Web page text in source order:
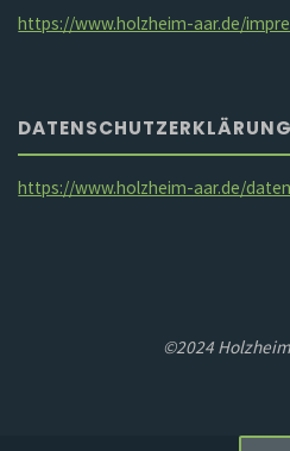
https://www.holzheim-aar.de/
DATENSCHUTZERKLÄRUNG
https://www.holzheim-aar.de/
©2024